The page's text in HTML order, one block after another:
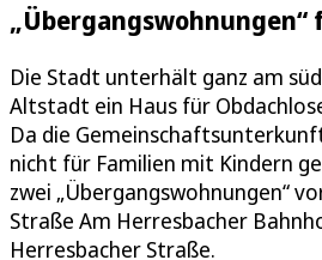
„Übergangswohnungen“
Die Stadt unterhält ganz am
Altstadt ein Haus für
Da die
nicht für Familien mit Kindern
zwei „Übergangswohnungen“
Straße Am Herresbacher
Herresbacher Straße.